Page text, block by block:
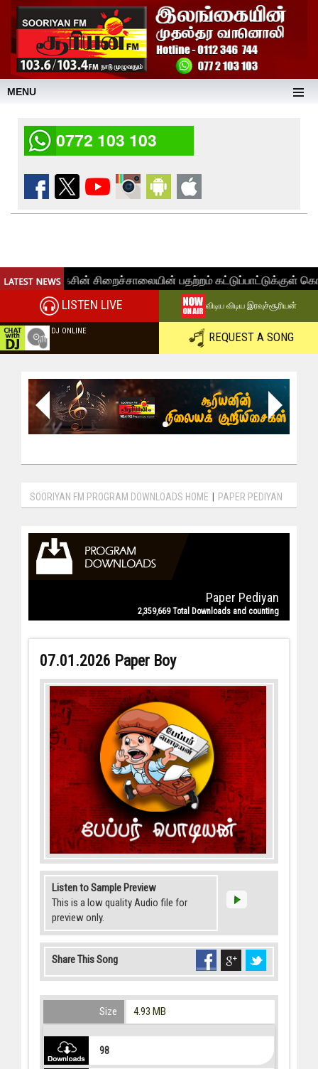
MENU
0772 103 103
LISTEN LIVE விடிய விடிய இரவுச்சூரியன்
DJ ONLINE REQUEST A SONG
SOORIYAN FM PROGRAM DOWNLOADS HOME PAPER PEDIYAN
Paper Pediyan
2,359,669 Total Downloads and counting
07.01.2026 Paper Boy
Listen to Sample Preview
This is a low quality Audio file for
preview only.
Share This Song
Size 4.93 MB
98